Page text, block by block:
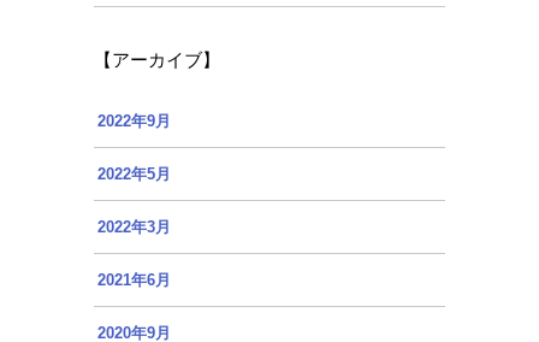
【アーカイブ】
2022年9月
2022年5月
2022年3月
2021年6月
2020年9月